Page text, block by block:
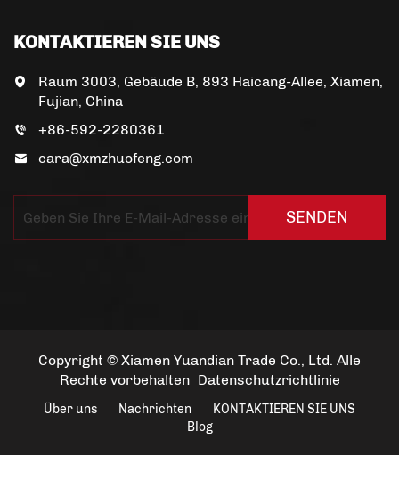
KONTAKTIEREN SIE UNS
Raum 3003, Gebäude B, 893 Haicang-Allee, Xiamen,
Fujian, China
+86-592-2280361
cara@xmzhuofeng.com
SENDEN
Copyright © Xiamen Yuandian Trade Co., Ltd. Alle
Rechte vorbehalten Datenschutzrichtlinie
Über uns Nachrichten
KONTAKTIEREN SIE UNS
Blog